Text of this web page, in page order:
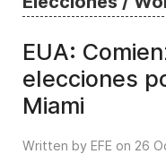
EUA:
elecciones
Miami
Written by EFE on 26